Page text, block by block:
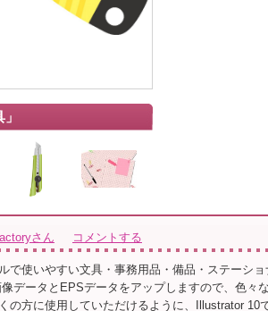
さん コメントする
で使いやすい文具・事務用品・備品・ステー
データとEPSデータをアップしますので、色々
の方に使用していただけるように、Illustrator 10